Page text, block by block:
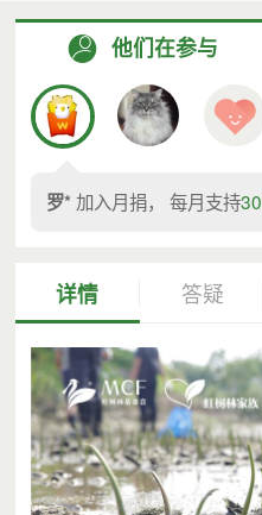
他们在参与
罗*加入月捐， 每月支持30
详情 答疑